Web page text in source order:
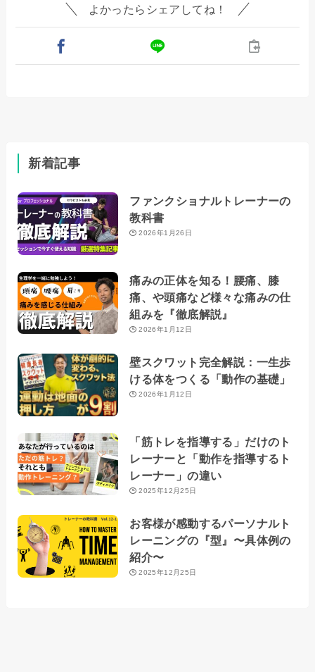
よかったらシェアしてね！
新着記事
ファンクショナルトレーナーの
教科書
2026年1月26日
痛みの正体を知る！腰痛、膝
痛、や頭痛など様々な痛みの仕
組みを『徹底解説』
2026年1月12日
壁スクワット完全解説：一生歩
ける体をつくる「動作の基礎」
2026年1月12日
「筋トレを指導する」だけのト
レーナーと「動作を指導するト
レーナー」の違い
2025年12月25日
お客様が感動するパーソナルト
レーニングの『型』〜具体例の
紹介〜
2025年12月25日